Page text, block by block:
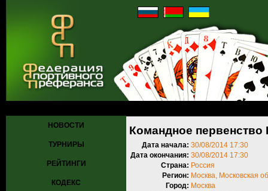
НОВОСТИ
ТУРНИРЫ
РЕЙТИНГИ
КОДЕКС
Командное первенство
Дата начала: 30/08/2014 17:30
Дата окончания: 30/08/2014 17:30
Страна: Россия
Регион: Москва, Московская
Город: Москва